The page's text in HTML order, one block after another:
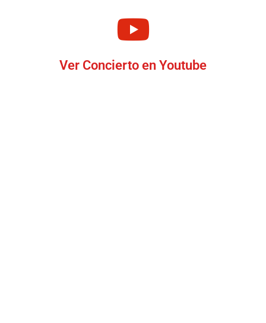
Ver Concierto en Youtube